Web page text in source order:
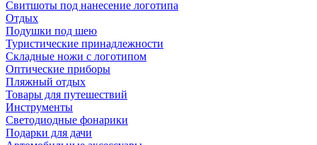
Свитшоты под нанесение логотипа
Отдых
Подушки под шею
Туристические принадлежности
Складные ножи с логотипом
Оптические приборы
Пляжный отдых
Товары для путешествий
Инструменты
Светодиодные фонарики
Подарки для дачи